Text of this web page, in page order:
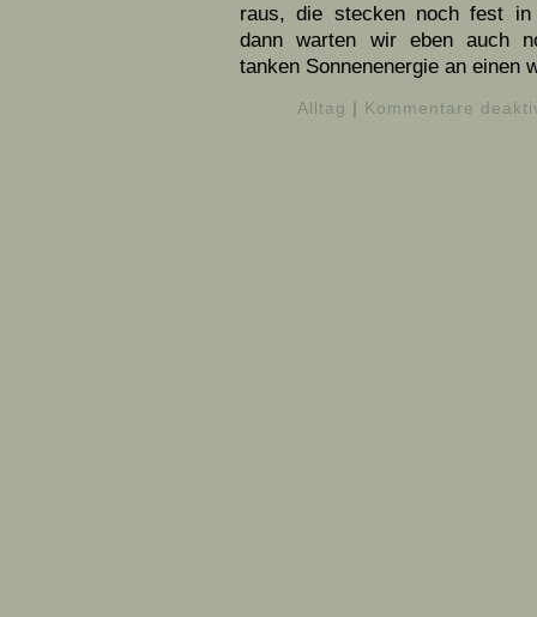
raus, die stecken noch fest
dann warten wir eben auch
tanken Sonnenenergie an einen
Alltag | Kommentare